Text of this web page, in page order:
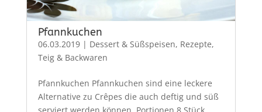
Pfannkuchen
06.03.2019| Dessert & Süßspeisen, Rezepte,
Teig & Backwaren
Pfannkuchen Pfannkuchen sind eine leckere
Alternative zu Crêpes die auch deftig und süß